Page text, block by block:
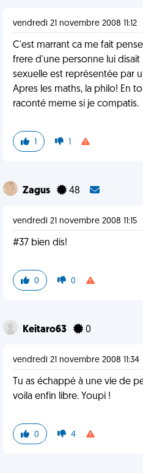
vendredi 21 novembre 2008 11:12
C'est marrant ca me fait
frere d'une personne lui
sexuelle est représentée par
Apres les maths, la philo! En
raconté meme si je compatis.
1 1
Zagus 48
vendredi 21 novembre 2008 11:15
#37 bien dis!
0 0
Keitaro63 0
vendredi 21 novembre 2008 11:34
Tu as échappé à une vie de
voila enfin libre. Youpi !
0 4